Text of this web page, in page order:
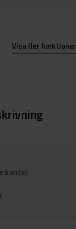
Visa fler funktioner
kanter